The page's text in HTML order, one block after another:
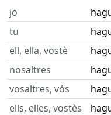
jo
tu
ell, ella, vostè
nosaltres
vosaltres, vós
ells, elles, vostès